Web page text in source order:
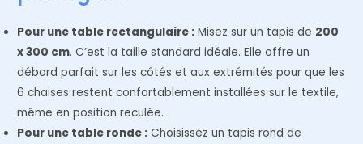
Pour une table rectangulaire : Misez sur un tapis de 200
x 300 cm. C’est la taille standard idéale. Elle offre un
débord parfait sur les côtés et aux extrémités pour que les
6 chaises restent confortablement installées sur le textile,
même en position reculée.
Pour une table ronde : Choisissez un tapis rond de